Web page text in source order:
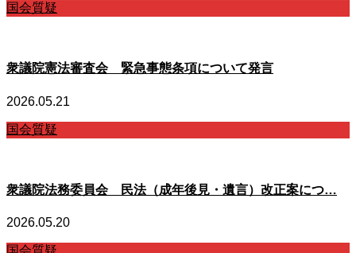
国会質疑
衆議院憲法審査会 緊急事態条項について発言
2026.05.21
国会質疑
衆議院法務委員会 民法（成年後見・遺言）改正案につ…
2026.05.20